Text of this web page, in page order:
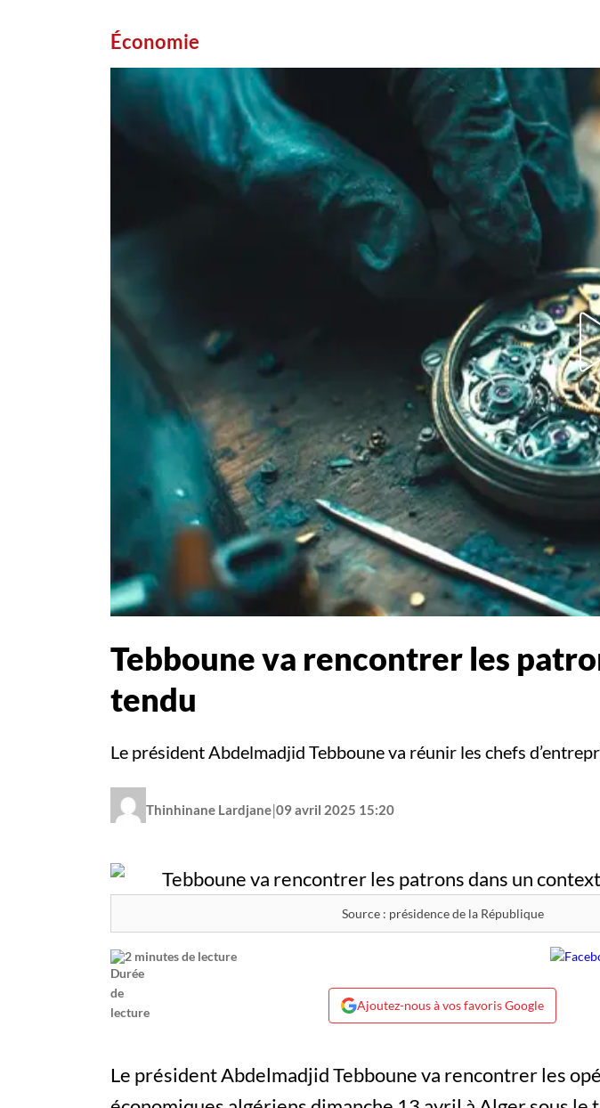
Économie
Tebboune va rencontrer les
tendu
Le président Abdelmadjid Tebboune va réunir les chefs
Thinhinane Lardjane|09 avril 2025 15:20
Source : présidence de la République
2 minutes de lecture
Ajoutez-nous à vos favoris Google
Le président Abdelmadjid Tebboune va rencontrer les